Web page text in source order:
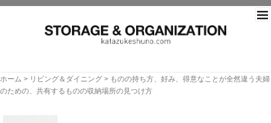
ホーム > リビング＆ダイニング > ものの持ち方、好み、得意なことが全然違う夫婦
のための、共有するものの収納場所の見つけ方